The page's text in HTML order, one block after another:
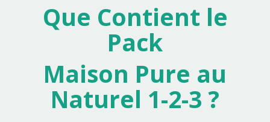
Que Contient le
Pack
Maison Pure au
Naturel 1-2-3 ?